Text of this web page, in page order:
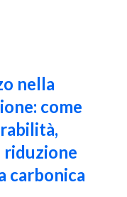
nella
come
riduzione
carbonica